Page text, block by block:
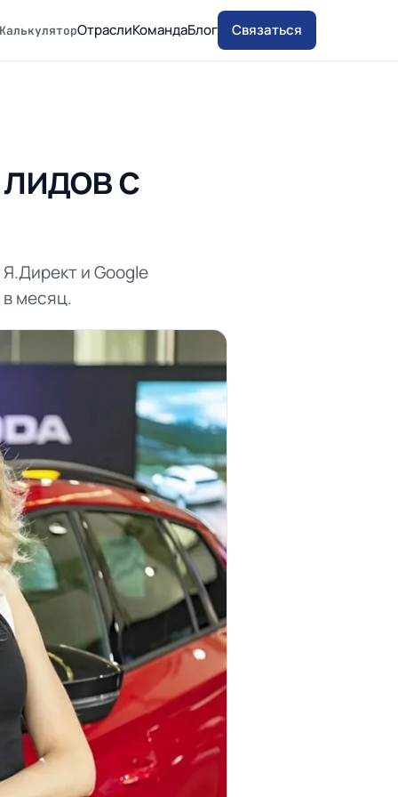
КалькуляторОтраслиКомандаБлог Связаться
с
и Google
месяц.